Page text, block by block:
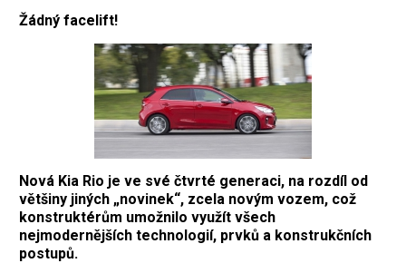
Žádný facelift!
Nová Kia Rio je ve své čtvrté generaci, na rozdíl od
většiny jiných „novinek“, zcela novým vozem, což
konstruktérům umožnilo využít všech
nejmodernějších technologií, prvků a konstrukčních
postupů.